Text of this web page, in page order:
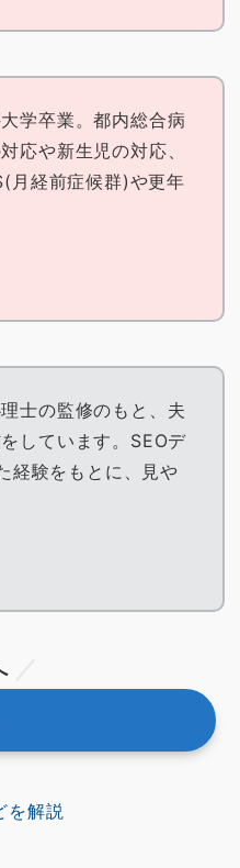
学卒業。都内総合病
応や新生児の対応、
月経前症候群)や更年
士の監修のもと、夫
しています。SEOデ
経験をもとに、見や
を解説